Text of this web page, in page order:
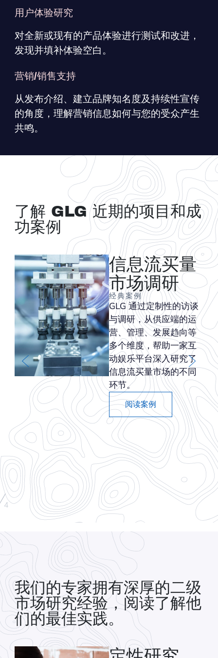
用户体验研究
对全新或现有的产品体验进行测试和改进，
发现并填补体验空白。
营销/销售支持
从发布介绍、建立品牌知名度及持续性宣传
的角度，理解营销信息如何与您的受众产生
共鸣。
了解 GLG 近期的项目和成
功案例
信息流买量
市场调研
经典案例
GLG 通过定制性的访谈
与调研，从供应端的运
营、管理、发展趋向等
多个维度，帮助一家互
动娱乐平台深入研究了
信息流买量市场的不同
环节。
阅读案例
4
我们的专家拥有深厚的二级
市场研究经验，阅读了解他
们的最佳实践。